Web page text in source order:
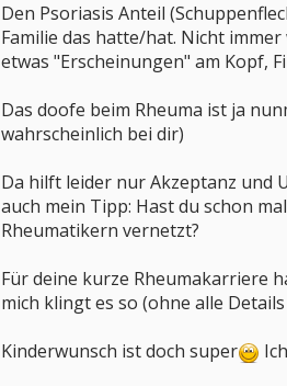
Den Psoriasis Anteil
Familie das hatte/hat. Nicht
etwas "Erscheinungen" am Kopf,
Das doofe beim Rheuma ist ja
wahrscheinlich bei dir)
Da hilft leider nur Akzeptanz und
auch mein Tipp: Hast du schon
Rheumatikern vernetzt?
Für deine kurze Rheumakarriere
mich klingt es so (ohne alle
Kinderwunsch ist doch super